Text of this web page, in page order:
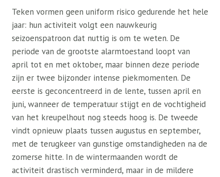
Teken vormen geen uniform risico gedurende het hele
jaar: hun activiteit volgt een nauwkeurig
seizoenspatroon dat nuttig is om te weten. De
periode van de grootste alarmtoestand loopt van
april tot en met oktober, maar binnen deze periode
zijn er twee bijzonder intense piekmomenten. De
eerste is geconcentreerd in de lente, tussen april en
juni, wanneer de temperatuur stijgt en de vochtigheid
van het kreupelhout nog steeds hoog is. De tweede
vindt opnieuw plaats tussen augustus en september,
met de terugkeer van gunstige omstandigheden na de
zomerse hitte. In de wintermaanden wordt de
activiteit drastisch verminderd, maar in de mildere